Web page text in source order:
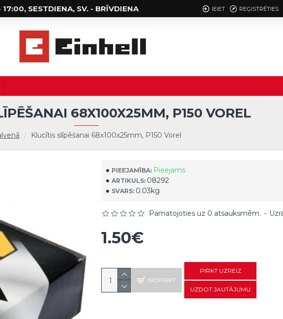
SESTDIENA, SV. - BRĪVDIENA IEIET REĢISTRĒTIES
Klucītis slīpēšanai 68x100x25mm, P150 Vorel
68X100X25MM, P150 VOREL
PIEEJAMĪBA: Pieejams
ARTIKULS: 08292
SVARS: 0.03kg
Pamatojoties uz 0 atsauksmēm. -
1.50€
NOPIRKT
PIRKT UZREIZ
UZDOT JAUTĀJUMU